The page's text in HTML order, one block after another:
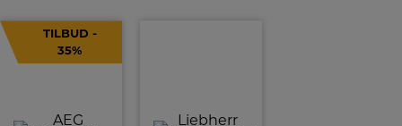
TILBUD -
35%